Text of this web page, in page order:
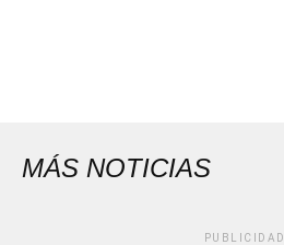
MÁS NOTICIAS
PUBLICIDAD